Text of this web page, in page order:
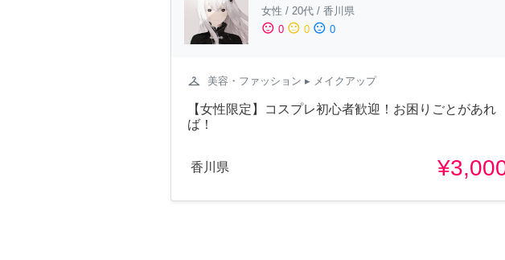
女性 / 20代 / 香川県
sentiment_satisfied 0 sentiment_neutral 0 sentiment_dissatisfied 0
checkroom 美容・ファッション ▸ メイクアップ
【女性限定】コスプレ初心者歓迎！お困りごとがあれ
ば！
香川県